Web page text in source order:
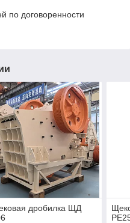
по договоренности
дробилка ЩД